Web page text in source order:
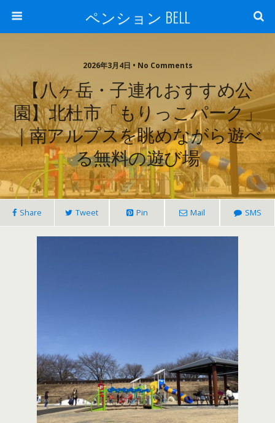
ペンション BELL
2026年3月4日 • No Comments
【八ヶ岳・子連れおすすめ公
園】北杜市「もりっこパーク」
｜南アルプスを眺めながら遊べ
る無料の遊び場
Share Tweet Pin Mail SMS